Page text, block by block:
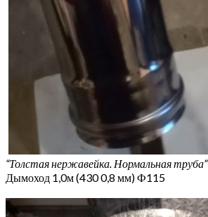
“Толстая нержавейка. Нормальная труба”
Дымоход 1,0м (430 0,8 мм) Ф115